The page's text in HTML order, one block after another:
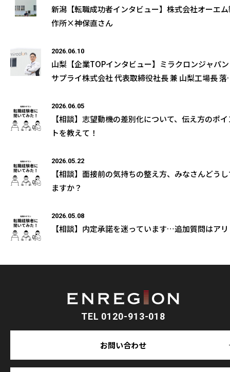
新潟【転職成功者インタビュー】株式会社オーエ
作所×神保直さん
2026.06.10
山梨【企業TOPインタビュー】ミラクロンジャパン
サプライ株式会社 代表取締役社長 兼 山梨工場長 落
2026.06.05
【相談】志望動機の差別化について、伝え方のポ
トを教えて！
2026.05.22
【相談】面接前の気持ちの整え方、みなさんどう
ますか？
2026.05.08
【相談】内定承諾を迷っています…追加質問はア
TEL 0120-913-018
お問い合わせ